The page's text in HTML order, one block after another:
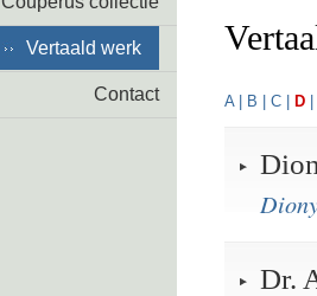
Vertaald werk
Contact A| B C D
Dr.